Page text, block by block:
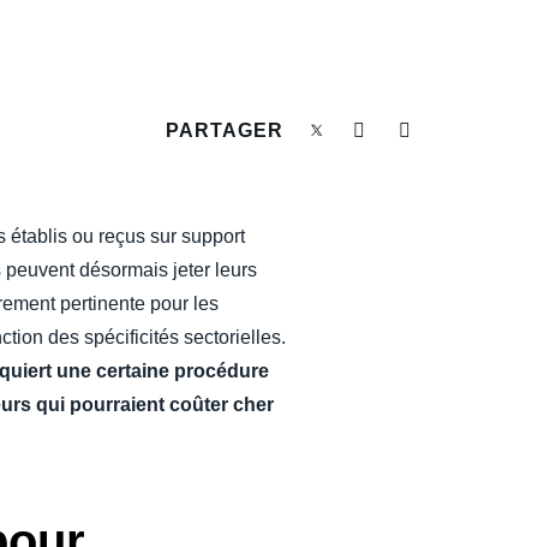
PARTAGER
établis ou reçus sur support
désormais jeter leurs
pertinente pour les
des spécificités sectorielles.
une certaine procédure
qui pourraient coûter cher